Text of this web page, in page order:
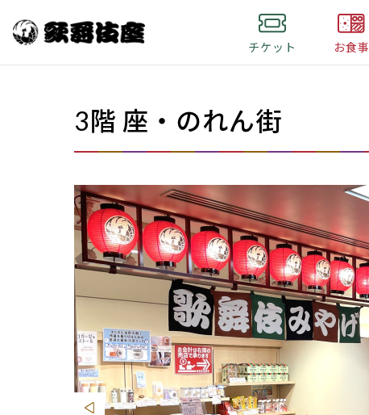
チケット お食事
3階 座・のれん街